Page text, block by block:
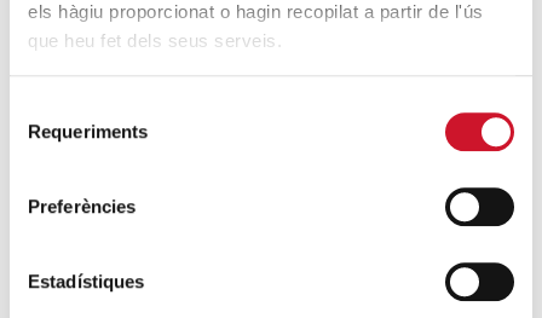
els hàgiu proporcionat o hagin recopilat a partir de l'ús
que heu fet dels seus serveis.
Requeriments
Preferències
Estadístiques
ENTRADES RELACIONADES
reestrena solidària de ‘Mar i Cel’
Les vivències de l’Almeda (II)